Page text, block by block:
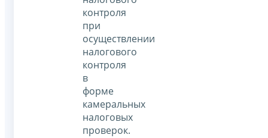
контроля
при
осуществлении
налогового
контроля
в
форме
камеральных
налоговых
проверок.